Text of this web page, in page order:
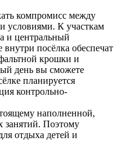
компромисс между
условиями. К участкам
и центральный
посёлка обеспечат
крошки и
день вы сможете
планируется
контрольно-
наполненной,
занятий. Поэтому
отдыха детей и